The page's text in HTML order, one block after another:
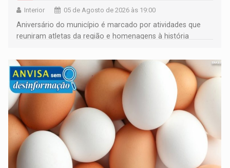
Interior 05 de Agosto de 2026 às 19:00
Aniversário do município é marcado por atividades que
reuniram atletas da região e homenagens à história